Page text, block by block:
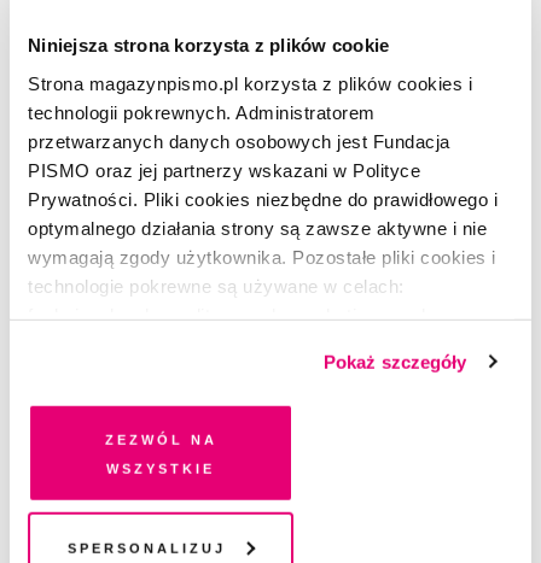
Niniejsza strona korzysta z plików cookie
Strona magazynpismo.pl korzysta z plików cookies i
technologii pokrewnych. Administratorem
przetwarzanych danych osobowych jest Fundacja
PISMO oraz jej partnerzy wskazani w Polityce
Prywatności. Pliki cookies niezbędne do prawidłowego i
optymalnego działania strony są zawsze aktywne i nie
wymagają zgody użytkownika. Pozostałe pliki cookies i
technologie pokrewne są używane w celach:
dobrowolną zgodę na pliki cookies i technologie
pokrewne, zgadzasz się na przechowywanie informacji
na Twoim urządzeniu końcowym lub dostęp do niego i
przetwarzanie danych. Zgodę na wszystkie lub niektóre
chwili wycofać lub ponowić w zakładce "Ustawienia
plików cookie". Wycofanie zgody nie wpływa na
Pokaż szczegóły
Zezwól na
wszystkie
Spersonalizuj
PSYCHOWASHING
Odcinek 10. Mroczne lustro